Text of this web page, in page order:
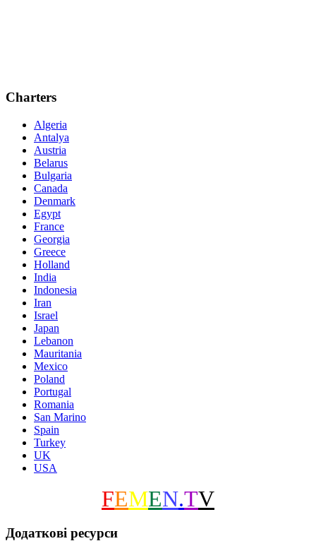
Charters
Algeria
Antalya
Austria
Belarus
Bulgaria
Canada
Denmark
Egypt
France
Georgia
Greece
Holland
India
Indonesia
Iran
Israel
Japan
Lebanon
Mauritania
Mexico
Poland
Portugal
Romania
San Marino
Spain
Turkey
UK
USA
FEMEN.TV
Додаткові ресурси